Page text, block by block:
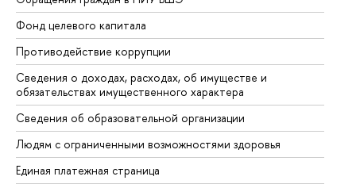
Фонд целевого капитала
Противодействие коррупции
Сведения о доходах, расходах, об имуществе и
обязательствах имущественного характера
Сведения об образовательной организации
Людям с ограниченными возможностями здоровья
Единая платежная страница